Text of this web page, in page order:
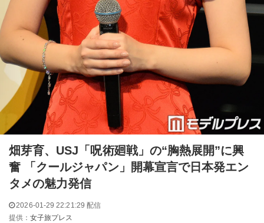
畑芽育、USJ「呪術廻戦」の“胸熱展開”に興
奮 「クールジャパン」開幕宣言で日本発エン
タメの魅力発信
2026-01-29 22:21:29 配信
提供：女子旅プレス